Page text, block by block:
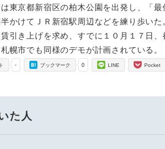
東京都新宿区の柏木公園を出発し、「
かけてＪＲ新宿駅周辺などを練り歩いた。
引き上げを求め、すでに１０月１７日
幌市でも同様のデモが計画されている。
- 0
ブックマーク LINE Pocket
た人